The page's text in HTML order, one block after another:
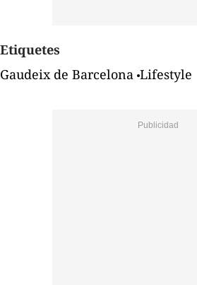
Etiquetes
Gaudeix de Barcelona Lifestyle